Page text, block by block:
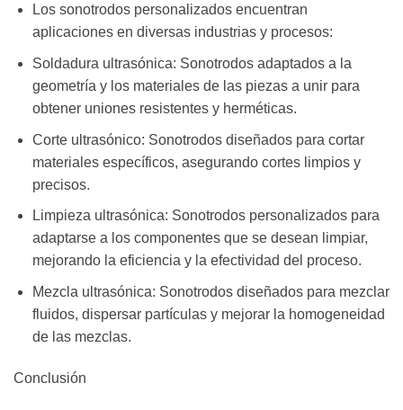
Los sonotrodos personalizados encuentran
aplicaciones en diversas industrias y procesos:
Soldadura ultrasónica: Sonotrodos adaptados a la
geometría y los materiales de las piezas a unir para
obtener uniones resistentes y herméticas.
Corte ultrasónico: Sonotrodos diseñados para cortar
materiales específicos, asegurando cortes limpios y
precisos.
Limpieza ultrasónica: Sonotrodos personalizados para
adaptarse a los componentes que se desean limpiar,
mejorando la eficiencia y la efectividad del proceso.
Mezcla ultrasónica: Sonotrodos diseñados para mezclar
fluidos, dispersar partículas y mejorar la homogeneidad
de las mezclas.
Conclusión